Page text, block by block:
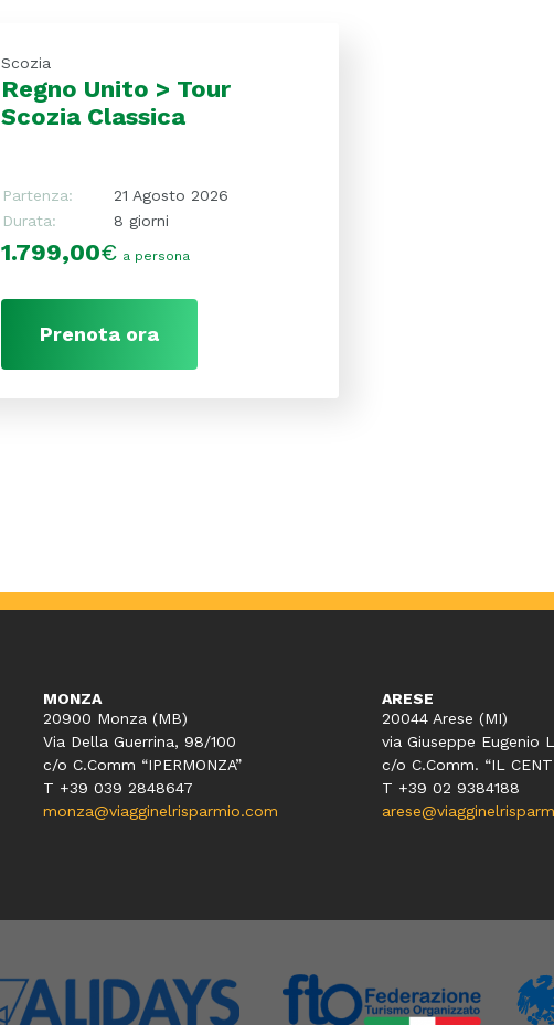
Scozia
Regno Unito > Tour
Scozia Classica
Partenza:
21 Agosto 2026
Durata:
8 giorni
1.799,00€ a persona
Prenota ora
MONZA
20900 Monza (MB)
Via Della Guerrina, 98/100
c/o C.Comm “IPERMONZA”
T +39 039 2848647
monza@viagginelrisparmio.com
ARESE
20044 Arese (MI)
via Giuseppe Eugenio
c/o C.Comm. “IL
T +39 02 9384188